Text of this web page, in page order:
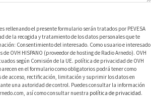
rellenando el presente formulario serán tratados por PEVESA
de la recogida y tratamiento de los datos personales que te
Consentimiento del interesado. Como usuario e interesado
OVH HISPANO (proveedor de hosting de Radio Arnedo). OVH
según Comisión de la UE. política de privacidad de OVH
en el formulario como obligatorios podrá tener como
acceso, rectificación, limitación y suprimir los datos en
una autoridad de control. Puedes consultar la información
así como consultar nuestra política de privacidad.